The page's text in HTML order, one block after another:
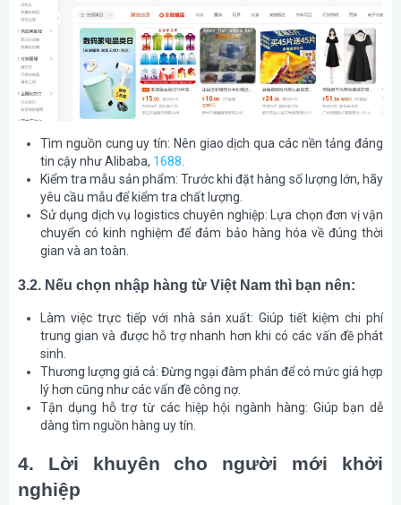
Tìm nguồn cung uy tín: Nên giao dịch qua các nền tảng đáng
tin cậy như Alibaba, 1688.
Kiểm tra mẫu sản phẩm: Trước khi đặt hàng số lượng lớn, hãy
yêu cầu mẫu để kiểm tra chất lượng.
Sử dụng dịch vụ logistics chuyên nghiệp: Lựa chọn đơn vị vận
chuyển có kinh nghiệm để đảm bảo hàng hóa về đúng thời
gian và an toàn.
3.2. Nếu chọn nhập hàng từ Việt Nam thì bạn nên:
Làm việc trực tiếp với nhà sản xuất: Giúp tiết kiệm chi phí
trung gian và được hỗ trợ nhanh hơn khi có các vấn đề phát
sinh.
Thương lượng giá cả: Đừng ngại đàm phán để có mức giá hợp
lý hơn cũng như các vấn đề công nợ.
Tận dụng hỗ trợ từ các hiệp hội ngành hàng: Giúp bạn dễ
dàng tìm nguồn hàng uy tín.
4. Lời khuyên cho người mới khởi
nghiệp